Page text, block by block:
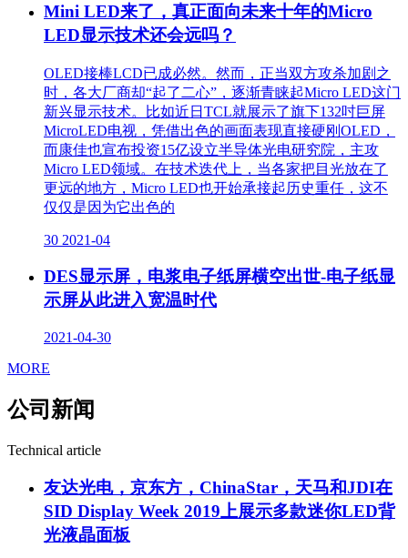
Mini LED来了，真正面向未来十年的Micro
LED显示技术还会远吗？
OLED接棒LCD已成必然。然而，正当双方攻杀加剧之
时，各大厂商却“起了二心”，逐渐青睐起Micro LED这门
新兴显示技术。比如近日TCL就展示了旗下132吋巨屏
MicroLED电视，凭借出色的画面表现直接硬刚OLED，
而康佳也宣布投资15亿设立半导体光电研究院，主攻
Micro LED领域。在技术迭代上，当各家把目光放在了
更远的地方，Micro LED也开始承接起历史重任，这不
仅仅是因为它出色的
30 2021-04
DES显示屏，电浆电子纸屏横空出世-电子纸显
示屏从此进入宽温时代
2021-04-30
MORE
公司新闻
Technical article
友达光电，京东方，ChinaStar，天马和JDI在
SID Display Week 2019上展示多款迷你LED背
光液晶面板